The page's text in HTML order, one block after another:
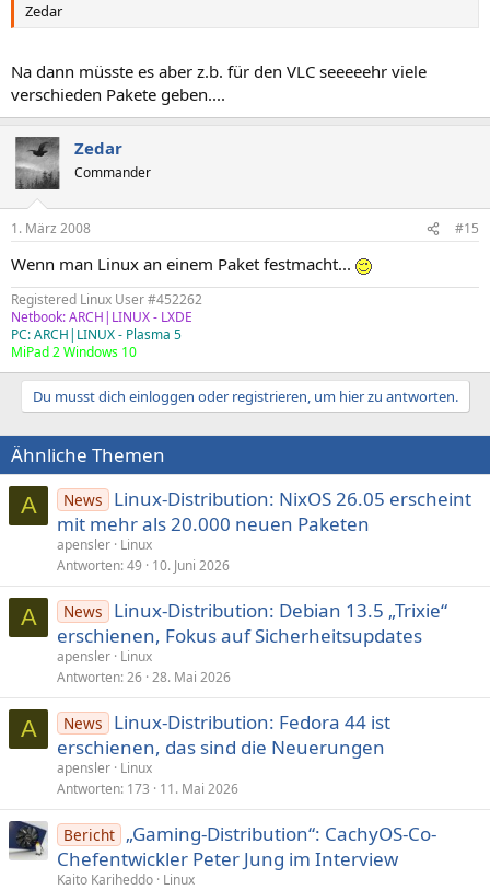
Zedar
Na dann müsste es aber z.b. für den VLC seeeeehr viele
verschieden Pakete geben....
Zedar
Commander
1. März 2008 #15
Wenn man Linux an einem Paket festmacht...
Registered Linux User #452262
Netbook: ARCH|LINUX - LXDE
PC: ARCH|LINUX - Plasma 5
MiPad 2 Windows 10
Du musst dich einloggen oder registrieren, um hier zu antworten.
Ähnliche Themen
A News
Linux-Distribution: NixOS 26.05 erscheint
mit mehr als 20.000 neuen Paketen
apensler Linux
Antworten 49 10. Juni 2026
A News
Linux-Distribution: Debian 13.5 „Trixie“
erschienen, Fokus auf Sicherheitsupdates
apensler Linux
Antworten 26 28. Mai 2026
A News
Linux-Distribution: Fedora 44 ist
erschienen, das sind die Neuerungen
apensler Linux
Antworten 173 11. Mai 2026
Bericht „Gaming-Distribution“: CachyOS-Co-
Chefentwickler Peter Jung im Interview
Kaito Kariheddo Linux